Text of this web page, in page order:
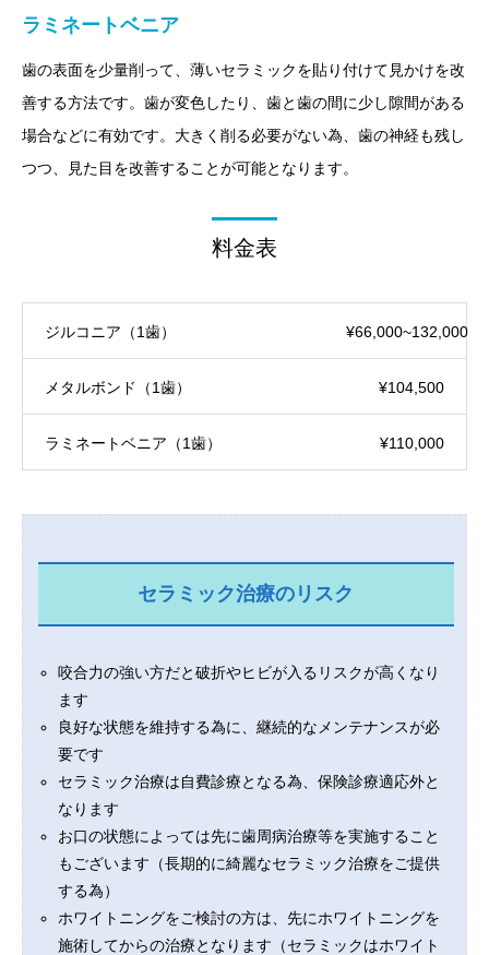
ラミネートベニア
歯の表面を少量削って、薄いセラミックを貼り付けて見かけを改
善する方法です。歯が変色したり、歯と歯の間に少し隙間がある
場合などに有効です。大きく削る必要がない為、歯の神経も残し
つつ、見た目を改善することが可能となります。
料金表
ジルコニア（1歯） ¥66,000~132,000
メタルボンド（1歯） ¥104,500
ラミネートベニア（1歯） ¥110,000
セラミック治療のリスク
咬合力の強い方だと破折やヒビが入るリスクが高くなり
ます
良好な状態を維持する為に、継続的なメンテナンスが必
要です
セラミック治療は自費診療となる為、保険診療適応外と
なります
お口の状態によっては先に歯周病治療等を実施すること
もございます（長期的に綺麗なセラミック治療をご提供
する為）
ホワイトニングをご検討の方は、先にホワイトニングを
施術してからの治療となります（セラミックはホワイト